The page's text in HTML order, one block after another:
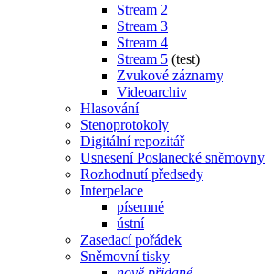
Stream 2
Stream 3
Stream 4
Stream 5 (test)
Zvukové záznamy
Videoarchiv
Hlasování
Stenoprotokoly
Digitální repozitář
Usnesení Poslanecké sněmovny
Rozhodnutí předsedy
Interpelace
písemné
ústní
Zasedací pořádek
Sněmovní tisky